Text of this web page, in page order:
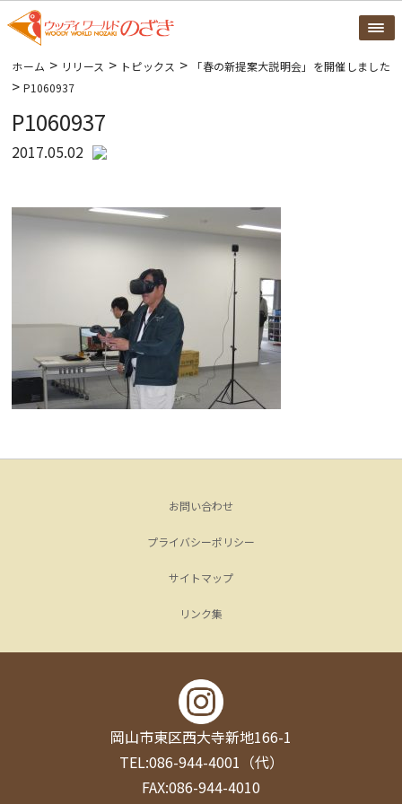
ホーム > リリース > トピックス > 「春の新提案大説明会」を開催しました
>P1060937
P1060937
2017.05.02
お問い合わせ
プライバシーポリシー
サイトマップ
リンク集
岡山市東区西大寺新地166-1
TEL:086-944-4001（代）
FAX:086-944-4010